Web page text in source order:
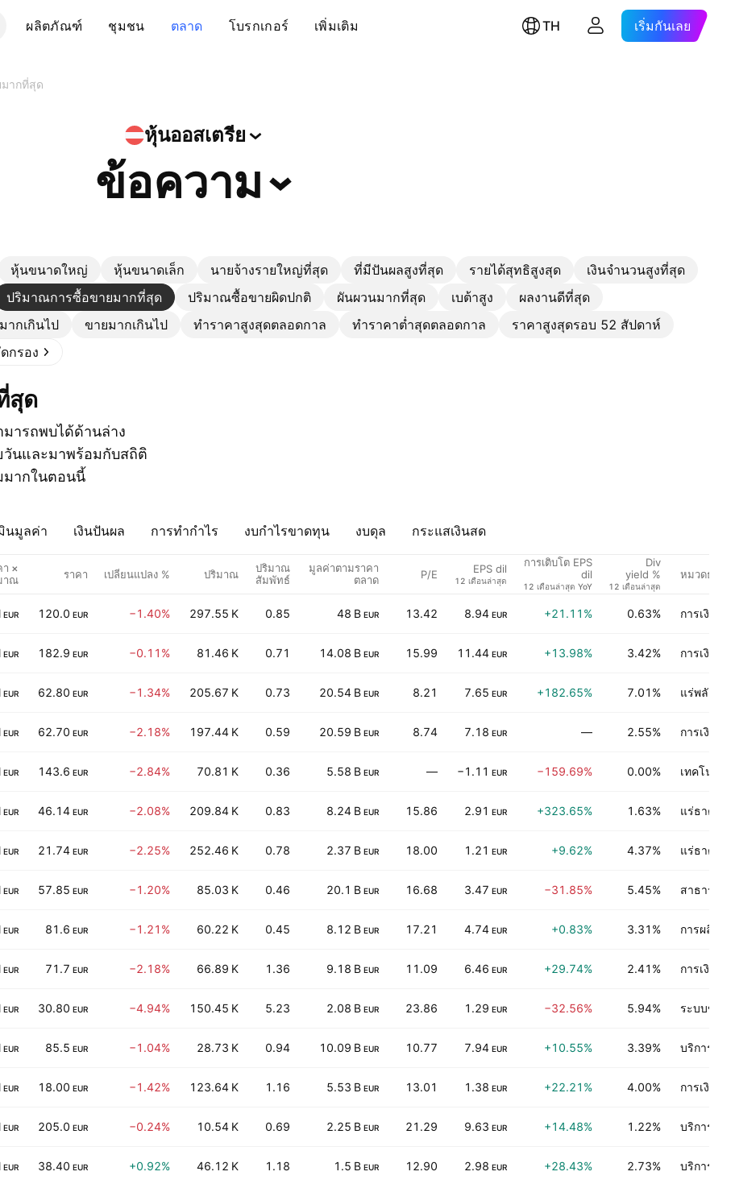
ผลิตภัณฑ์ ชุมชน ตลาด โบรกเกอร์ เพิ่มเติม TH เริ่มกันเลย
ากที่สุด
หุ้นออสเตรีย
ข้อความ
หุ้นขนาดใหญ่ หุ้นขนาดเล็ก นายจ้างรายใหญ่ที่สุด ที่มีปันผลสูงที่สุด รายได้สุทธิสูงสุด
เงินจำนวนสูงที่สุด
ปริมาณการซื้อขายมากที่สุด ปริมาณซื้อขายผิดปกติ ผันผวนมากที่สุด เบต้าสูง
ผลงานดีที่สุด
ากเกินไป ขายมากเกินไป ทำราคาสูงสุดตลอดกาล ทำราคาต่ำสุดตลอดกาล
ราคาสูงสุดรอบ 52 สัปดาห์
กรอง
สุด
ารถพบได้ด้านล่าง
วันและมาพร้อมกับสถิติ
มากในตอนนี้
นมูลค่า เงินปันผล การทำกำไร งบกำไรขาดทุน งบดุล กระแสเงินสด
า ×
าณ
ราคา เปลี่ยนแปลง % ปริมาณ
ปริมาณ
สัมพัทธ์
มูลค่าตามราคา
ตลาด
P/E EPS dil
12 เดือนล่าสุด
การเติบโต EPS
dil
12 เดือนล่าสุด YoY
Div
yield %
12 เดือนล่าสุด
หมวดธุรกิจ
EUR 120.0 EUR −1.40% 297.55 K 0.85 48 B EUR 13.42 8.94 EUR +21.11% 0.63% การเงิน
EUR 182.9 EUR −0.11% 81.46 K 0.71 14.08 B EUR 15.99 11.44 EUR +13.98% 3.42% การเงิน
EUR 62.80 EUR −1.34% 205.67 K 0.73 20.54 B EUR 8.21 7.65 EUR +182.65% 7.01% แร่พลังงาน
EUR 62.70 EUR −2.18% 197.44 K 0.59 20.59 B EUR 8.74 7.18 EUR — 2.55% การเงิน
EUR 143.6 EUR −2.84% 70.81 K 0.36 5.58 B EUR — −1.11 EUR −159.69% 0.00% เทคโนโล
EUR 46.14 EUR −2.08% 209.84 K 0.83 8.24 B EUR 15.86 2.91 EUR +323.65% 1.63% แร่ธาตุไม่
EUR 21.74 EUR −2.25% 252.46 K 0.78 2.37 B EUR 18.00 1.21 EUR +9.62% 4.37% แร่ธาตุไม่
EUR 57.85 EUR −1.20% 85.03 K 0.46 20.1 B EUR 16.68 3.47 EUR −31.85% 5.45% สาธารณูป
EUR 81.6 EUR −1.21% 60.22 K 0.45 8.12 B EUR 17.21 4.74 EUR +0.83% 3.31% การผลิตข
EUR 71.7 EUR −2.18% 66.89 K 1.36 9.18 B EUR 11.09 6.46 EUR +29.74% 2.41% การเงิน
EUR 30.80 EUR −4.94% 150.45 K 5.23 2.08 B EUR 23.86 1.29 EUR −32.56% 5.94% ระบบขนส่
EUR 85.5 EUR −1.04% 28.73 K 0.94 10.09 B EUR 10.77 7.94 EUR +10.55% 3.39% บริการเกี่
EUR 18.00 EUR −1.42% 123.64 K 1.16 5.53 B EUR 13.01 1.38 EUR +22.21% 4.00% การเงิน
EUR 205.0 EUR −0.24% 10.54 K 0.69 2.25 B EUR 21.29 9.63 EUR +14.48% 1.22% บริการผู้บ
EUR 38.40 EUR +0.92% 46.12 K 1.18 1.5 B EUR 12.90 2.98 EUR +28.43% 2.73% บริการเกี่